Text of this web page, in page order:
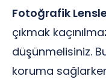
Fotoğrafik
çıkmak
düşünmelisiniz.
koruma